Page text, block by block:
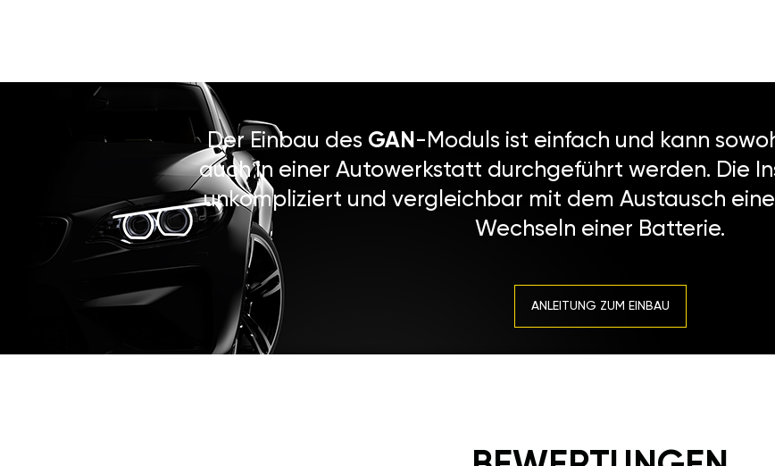
Der Einbau des GAN -Moduls ist einfach und kann
auch in einer Autowerkstatt durchgeführt werden. Die
unkompliziert und vergleichbar mit dem Austausch
Wechseln einer Batterie.
ANLEITUNG ZUM EINBAU